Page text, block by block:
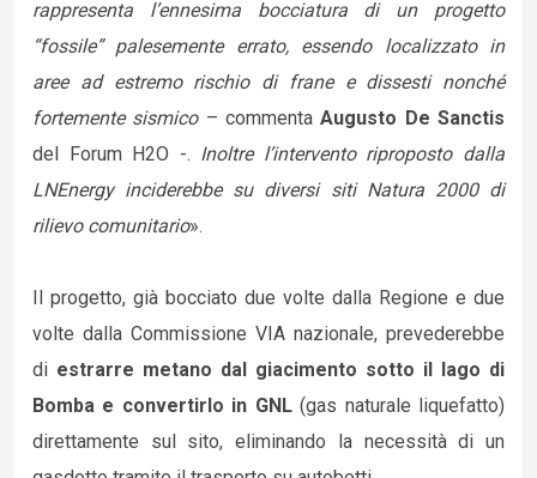
rappresenta l’ennesima bocciatura di un progetto
“fossile” palesemente errato, essendo localizzato in
aree ad estremo rischio di frane e dissesti nonché
fortemente sismico– commentaAugusto De Sanctis
del Forum H2O -. Inoltre l’intervento riproposto dalla
LNEnergy inciderebbe su diversi siti Natura 2000 di
rilievo comunitario».
Il progetto, già bocciato due volte dalla Regione e due
volte dalla Commissione VIA nazionale, prevederebbe
di estrarre metano dal giacimento sotto il lago di
Bomba e convertirlo in GNL(gas naturale liquefatto)
direttamente sul sito, eliminando la necessità di un